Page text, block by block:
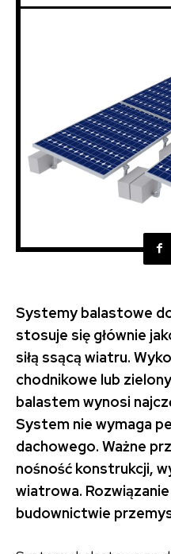
Systemy balastowe
stosuje się głównie
siłą ssącą wiatru.
chodnikowe lub
balastem wynosi
System nie wymaga
dachowego. Ważne
nośność konstrukcji,
wiatrowa.
budownictwie